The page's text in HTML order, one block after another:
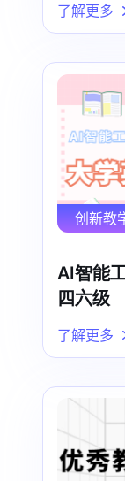
了解更多
创新教
AI智能
四六级
了解更多